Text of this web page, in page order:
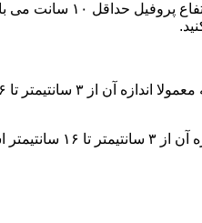
ولی مخازن دوجداره دارای پروفیل دوجداره در بدنه
است.